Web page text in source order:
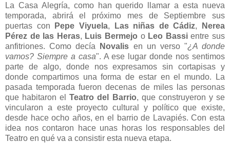
La Casa Alegría, como han querido llamar a esta nueva
temporada, abrirá el próximo mes de Septiembre sus
puertas con
Pepe Viyuela, Las niñas de Cádiz,
Nerea
Pérez de las Heras, Luis Bermejo o Leo Bassientre sus
anfitriones. Como decía
Novalis en un verso "¿A donde
vamos? Siempre a casa". A ese lugar donde nos sentimos
parte de algo, donde nos expresamos sin cortapisas y
donde compartimos una forma de estar en el mundo. La
pasada temporada fueron decenas de miles las personas
que habitaron elTeatro del Barrio, que construyeron y se
vincularon a este proyecto cultural y político que existe,
desde hace ocho años, en el barrio de Lavapiés. Con esta
idea nos contaron hace unas horas los responsables del
Teatro en qué va a consistir esta nueva etapa.